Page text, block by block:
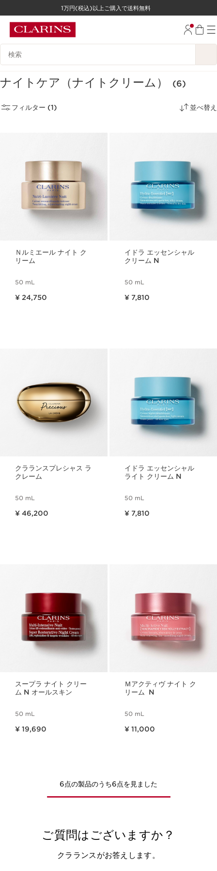
コンテンツへ移動
1万円(税込)以上ご購入で送料無料
検索候補
ナイトケア（ナイトクリーム） (6)
フィルター (1) 並べ替え
Ｎルミエール ナイト ク
リーム
50 mL
¥ 24,750
イドラ エッセンシャル
クリーム N
50 mL
¥ 7,810
クラランスプレシャス ラ
クレーム
50 mL
¥ 46,200
イドラ エッセンシャル
ライト クリーム N
50 mL
¥ 7,810
スープラ ナイト クリー
ム N オールスキン
50 mL
¥ 19,690
Ｍアクティヴ ナイト ク
リーム N
50 mL
¥ 11,000
6点の製品のうち6点を見ました
ご質問はございますか？
クラランスがお答えします。